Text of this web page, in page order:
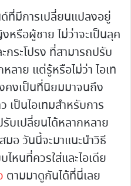
ที่มีการเปลี่ยนแปลงอยู่
หรือผู้ชาย ไม่ว่าจะเป็นลุค
กระโปรง ที่สามารถปรับ
ลาย แต่รู้หรือไม่ว่า ไอเท
คงเป็นที่นิยมมาจนถึง
เป็นไอเทมสำหรับการ
บเปลี่ยนได้หลากหลาย
มอ วันนี้จะมาแนะนำวิธี
หนที่ควรใส่และไอเดีย
ตามมาดูกันได้ที่นี่เลย